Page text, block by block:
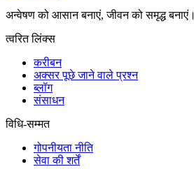
अन्वेषण को आसान बनाएं, जीवन को समृद्ध बनाएं।
त्वरित लिंक्स
करीबन
अक्सर पूछे जाने वाले प्रश्न
ब्लॉग
संसाधन
विधि-सम्‍मत
गोपनीयता नीति
सेवा की शर्तें